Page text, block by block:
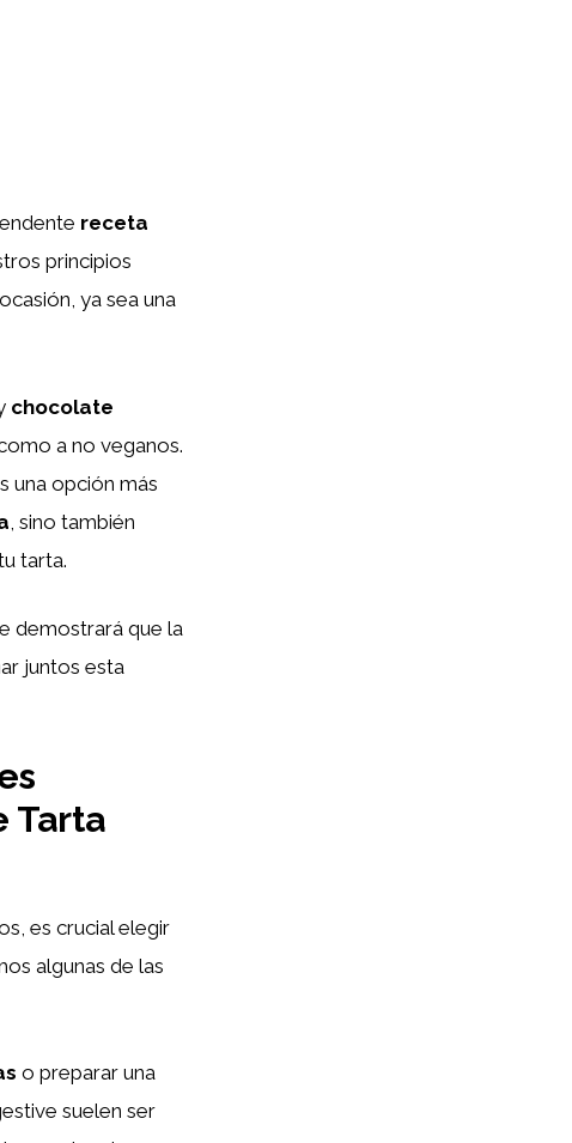
receta
principios
ya sea una
chocolate
a no veganos.
una opción más
, sino también
tarta.
demostrará que la
juntos esta
Tarta
es crucial elegir
algunas de las
o preparar una
suelen ser